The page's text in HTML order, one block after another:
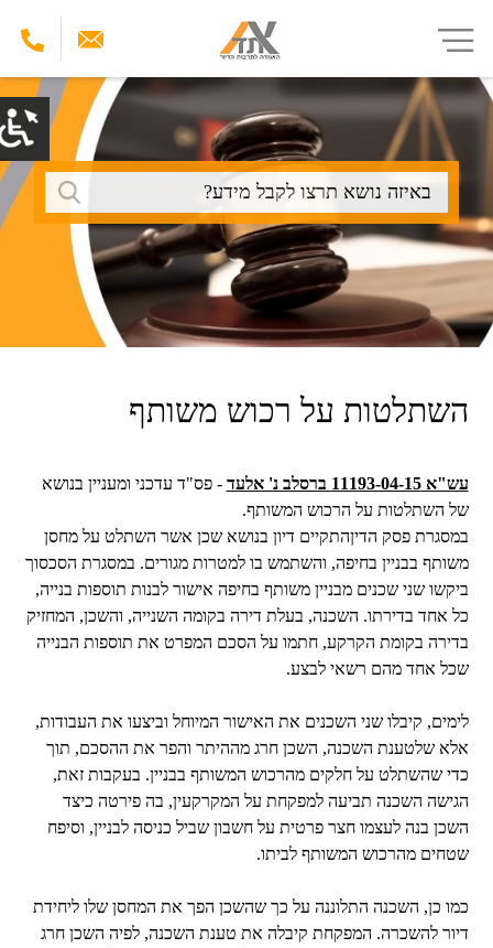
חיפוש
השתלטות על רכוש משותף
עש"א 11193-04-15 ברסלב נ' אלעד
- פס"ד עדכני ומעניין בנושא
של השתלטות על הרכוש המשותף.
במסגרת פסק הדיןהתקיים דיון בנושא שכן אשר השתלט על מחסן
משותף בבניין בחיפה, והשתמש בו למטרות מגורים. במסגרת הסכסוך
ביקשו שני שכנים מבניין משותף בחיפה אישור לבנות תוספות בנייה,
כל אחד בדירתו. השכנה, בעלת דירה בקומה השנייה, והשכן, המחזיק
בדירה בקומת הקרקע, חתמו על הסכם המפרט את תוספות הבנייה
שכל אחד מהם רשאי לבצע.
לימים, קיבלו שני השכנים את האישור המיוחל וביצעו את העבודות,
אלא שלטענת השכנה, השכן חרג מההיתר והפר את ההסכם, תוך
כדי שהשתלט על חלקים מהרכוש המשותף בבניין. בעקבות זאת,
הגישה השכנה תביעה למפקחת על המקרקעין, בה פירטה כיצד
השכן בנה לעצמו חצר פרטית על חשבון שביל כניסה לבניין, וסיפח
שטחים מהרכוש המשותף לביתו.
כמו כן, השכנה התלוננה על כך שהשכן הפך את המחסן שלו ליחידת
דיור להשכרה. המפקחת קיבלה את טענת השכנה, לפיה השכן חרג